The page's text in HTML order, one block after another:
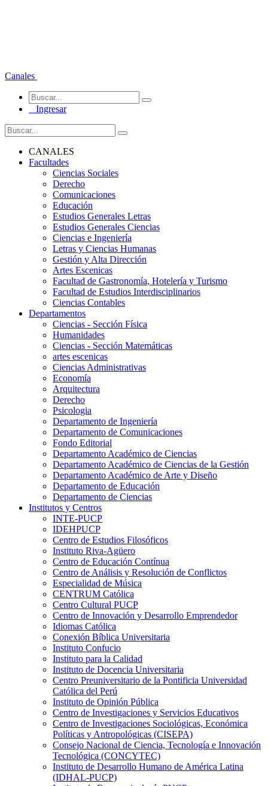
Canales
Ingresar
CANALES
Facultades
Ciencias Sociales
Derecho
Comunicaciones
Educación
Estudios Generales Letras
Estudios Generales Ciencias
Ciencias e Ingeniería
Letras y Ciencias Humanas
Gestión y Alta Dirección
Artes Escenicas
Facultad de Gastronomía, Hotelería y Turismo
Facultad de Estudios Interdisciplinarios
Ciencias Contables
Departamentos
Ciencias - Sección Física
Humanidades
Ciencias - Sección Matemáticas
artes escenicas
Ciencias Administrativas
Economía
Arquitectura
Derecho
Psicologia
Departamento de Ingeniería
Departamento de Comunicaciones
Fondo Editorial
Departamento Académico de Ciencias
Departamento Académico de Ciencias de la Gestión
Departamento Académico de Arte y Diseño
Departamento de Educación
Departamento de Ciencias
Institutos y Centros
INTE-PUCP
IDEHPUCP
Centro de Estudios Filosóficos
Instituto Riva-Agüero
Centro de Educación Contínua
Centro de Análisis y Resolución de Conflictos
Especialidad de Música
CENTRUM Católica
Centro Cultural PUCP
Centro de Innovación y Desarrollo Emprendedor
Idiomas Católica
Conexión Bíblica Universitaria
Instituto Confucio
Instituto para la Calidad
Instituto de Docencia Universitaria
Centro Preuniversitario de la Pontificia Universidad
Católica del Perú
Instituto de Opinión Pública
Centro de Investigaciones y Servicios Educativos
Centro de Investigaciones Sociológicas, Económica
Políticas y Antropológicas (CISEPA)
Consejo Nacional de Ciencia, Tecnología e Innovación
Tecnológica (CONCYTEC)
Instituto de Desarrollo Humano de América Latina
(IDHAL-PUCP)